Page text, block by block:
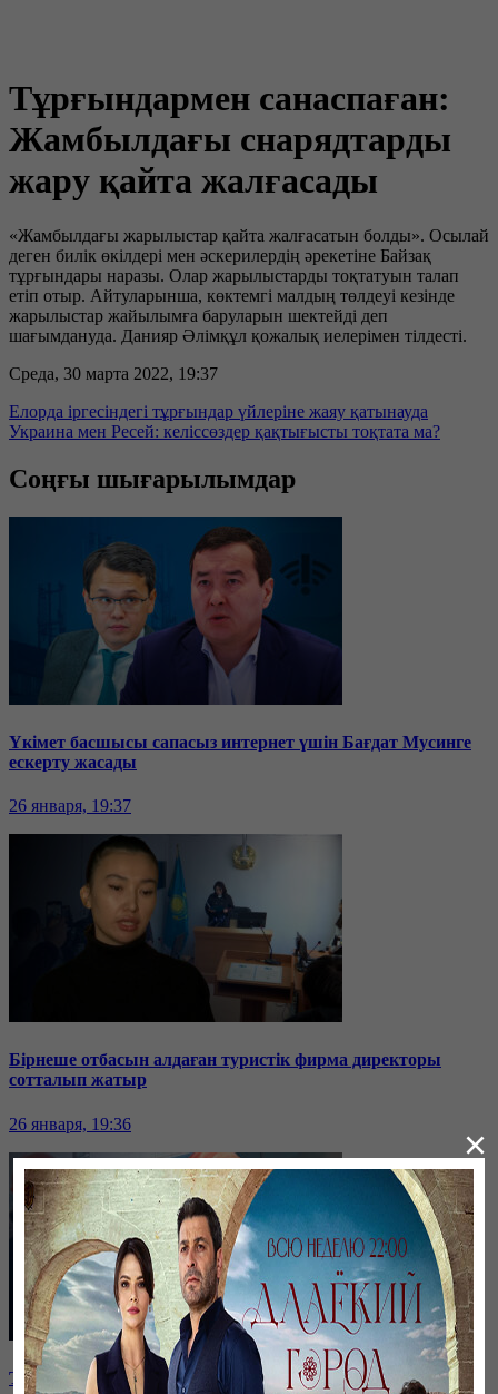
Тұрғындармен санаспаған:
Жамбылдағы снарядтарды
жару қайта жалғасады
«Жамбылдағы жарылыстар қайта жалғасатын болды». Осылай
деген билік өкілдері мен әскерилердің әрекетіне Байзақ
тұрғындары наразы. Олар жарылыстарды тоқтатуын талап
етіп отыр. Айтуларынша, көктемгі малдың төлдеуі кезінде
жарылыстар жайылымға баруларын шектейді деп
шағымдануда. Данияр Әлімқұл қожалық иелерімен тілдесті.
Среда, 30 марта 2022, 19:37
Елорда іргесіндегі тұрғындар үйлеріне жаяу қатынауда
Украина мен Ресей: келіссөздер қақтығысты тоқтата ма?
Соңғы шығарылымдар
Үкімет басшысы сапасыз интернет үшін Бағдат Мусинге
ескерту жасады
26 января, 19:37
Бірнеше отбасын алдаған туристік фирма директоры
сотталып жатыр
26 января, 19:36
Таразда ТЭЦ қызметкерлері жалақы көтеруді талап етті
×